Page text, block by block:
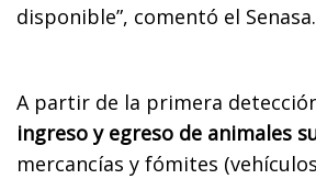
disponible”, comentó el Senasa.
A partir de la primera
ingreso y egreso de animales
mercancías y fómites